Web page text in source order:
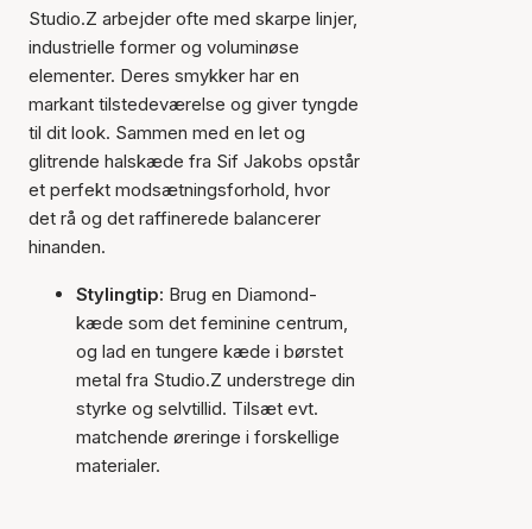
Studio.Z arbejder ofte med skarpe linjer,
industrielle former og voluminøse
elementer. Deres smykker har en
markant tilstedeværelse og giver tyngde
til dit look. Sammen med en let og
glitrende halskæde fra Sif Jakobs opstår
et perfekt modsætningsforhold, hvor
det rå og det raffinerede balancerer
hinanden.
Stylingtip: Brug en Diamond-
kæde som det feminine centrum,
og lad en tungere kæde i børstet
metal fra Studio.Z understrege din
styrke og selvtillid. Tilsæt evt.
matchende øreringe i forskellige
materialer.